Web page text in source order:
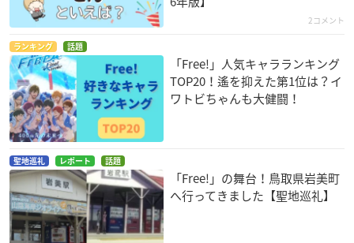
2コメント
ランキング 話題
「Free!」人気キャラランキング
TOP20！遙を抑えた第1位は？イ
ワトビちゃんも大健闘！
聖地巡礼 レポート 話題
「Free!」の舞台！鳥取県岩美町
へ行ってきました【聖地巡礼】